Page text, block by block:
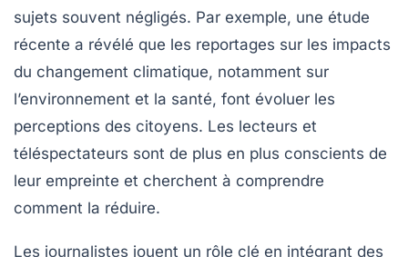
sujets souvent négligés. Par exemple, une étude
récente a révélé que les reportages sur les impacts
du changement climatique, notamment sur
l’environnement et la santé, font évoluer les
perceptions des citoyens. Les lecteurs et
téléspectateurs sont de plus en plus conscients de
leur empreinte et cherchent à comprendre
comment la réduire.
Les journalistes jouent un rôle clé en intégrant des